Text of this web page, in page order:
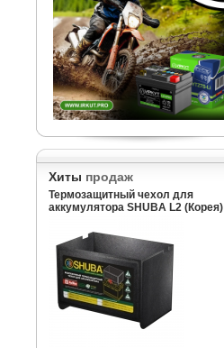
Хиты продаж
Термозащитный чехол для
аккумулятора SHUBA L2 (Корея)